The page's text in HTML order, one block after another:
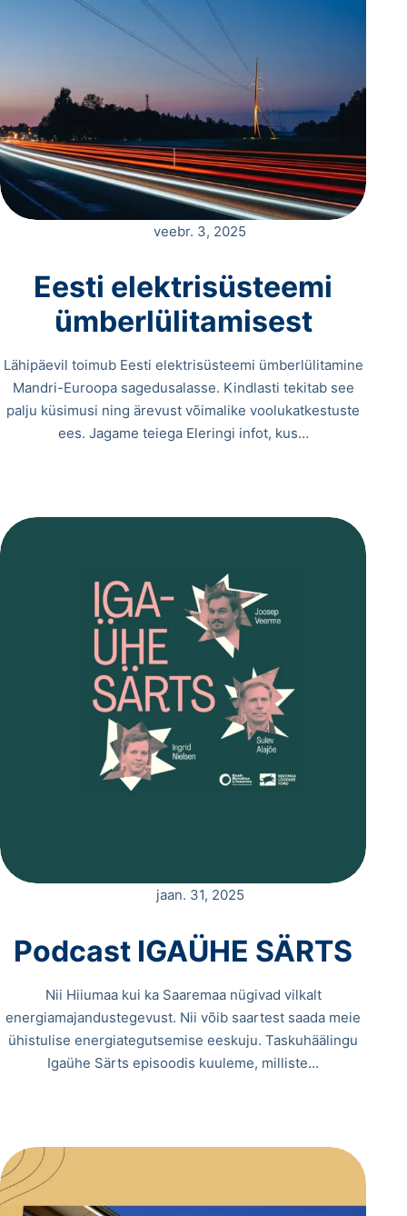
veebr. 3, 2025
Eesti elektrisüsteemi
ümberlülitamisest
Lähipäevil toimub Eesti elektrisüsteemi ümberlülitamine
Mandri-Euroopa sagedusalasse. Kindlasti tekitab see
palju küsimusi ning ärevust võimalike voolukatkestuste
ees. Jagame teiega Eleringi infot, kus…
jaan. 31, 2025
Podcast IGAÜHE SÄRTS
Nii Hiiumaa kui ka Saaremaa nügivad vilkalt
energiamajandustegevust. Nii võib saartest saada meie
ühistulise energiategutsemise eeskuju. Taskuhäälingu
Igaühe Särts episoodis kuuleme, milliste…